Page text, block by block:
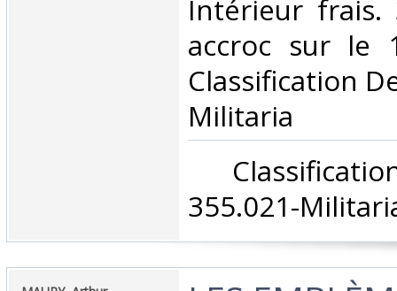
Intérieur frais.
accroc sur le
Classification
Militaria‎
355.021-